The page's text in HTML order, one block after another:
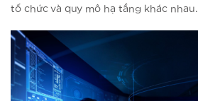
tổ chức và quy mô hạ tầng khác nhau.